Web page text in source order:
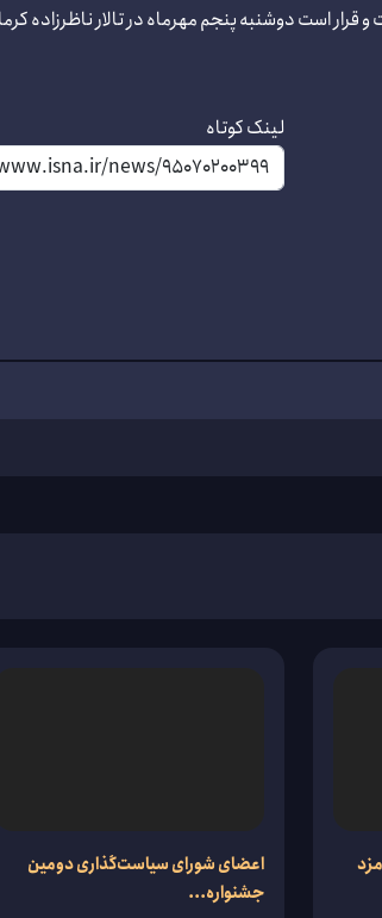
است دوشنبه پنجم مهرماه در تالار ناظرزاده
لینک کوتاه
اعضای شورای سیاست‌گذاری دومین
جشنواره...